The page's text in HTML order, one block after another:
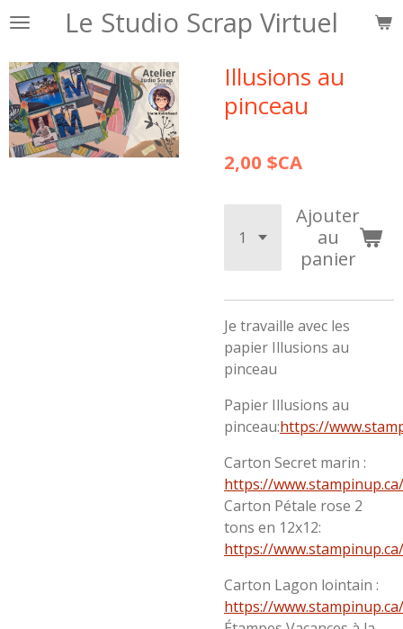
Passer
contenu
principal
Le Studio Scrap Virtuel
Illusions au
pinceau
2,00 $CA
Ajouter
au
panier
Je travaille avec les
papier Illusions au
pinceau
Papier Illusions au
pinceau:https://
Carton Secret marin :
https://
Carton Pétale rose 2
tons en 12x12:
https://
Carton Lagon lointain :
https://